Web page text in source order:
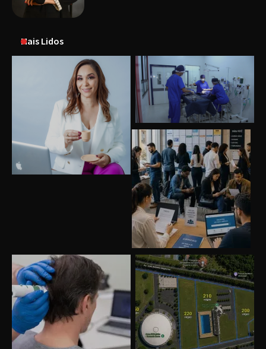
Mais Lidos
Uberlândia recebe o projeto “Experiência Rio”
no dia 17 de junho
“Vozes pela Vida” celebra 10 anos com show
em Uberlândia